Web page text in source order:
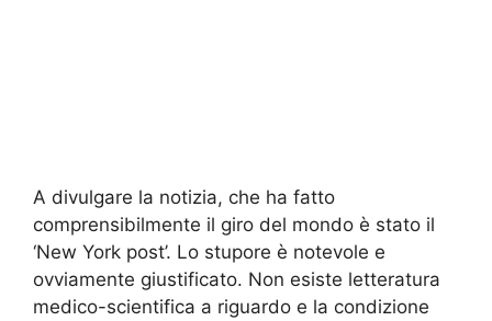
A divulgare la notizia, che ha fatto
comprensibilmente il giro del mondo è stato il
‘New York post’. Lo stupore è notevole e
ovviamente giustificato. Non esiste letteratura
medico-scientifica a riguardo e la condizione